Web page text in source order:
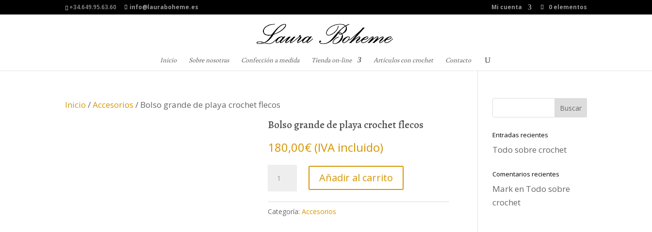
+34.649.95.63.60 info@lauraboheme.es Mi cuenta 0 elementos
Inicio Sobre nosotras Confección a medida Tienda on-line Artículos con crochet Contacto
Inicio /Accesorios / Bolso grande de playa crochet flecos
Bolso grande de playa crochet flecos
180,00€ (IVA incluido)
grande
playa
Añadir al carrito
Categoría: Accesorios
Entradas recientes
Todo sobre crochet
Comentarios recientes
Marken Todo sobre
crochet